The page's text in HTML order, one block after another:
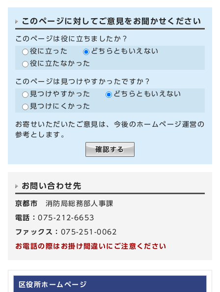
このページに対してご意見をお聞かせください
このページは役に立ちましたか？
役に立った
どちらともいえない
役に立たなかった
このページは見つけやすかったですか？
見つけやすかった
どちらともいえない
見つけにくかった
お寄せいただいたご意見は、今後のホームページ運営の
参考とします。
お問い合わせ先
京都市 消防局総務部人事課
電話：075-212-6653
ファックス： 075-251-0062
お電話の際はお掛け間違いにご注意ください
区役所ホームページ